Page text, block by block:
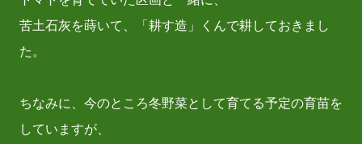
苦土石灰を蒔いて、「耕す造」くんで耕しておきまし
た。
ちなみに、今のところ冬野菜として育てる予定の育苗を
していますが、